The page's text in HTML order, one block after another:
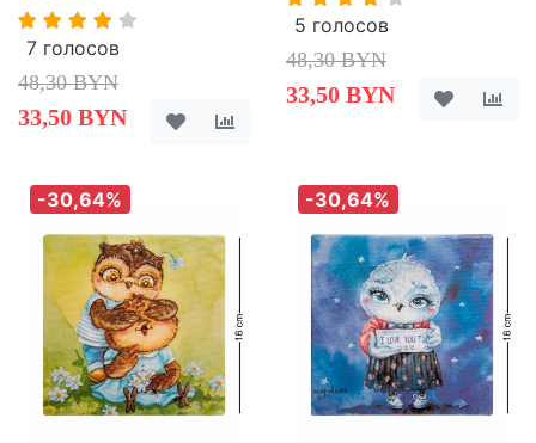
7 голосов
48,30 BYN
33,50 BYN
5 голосов
48,30 BYN
33,50 BYN
-30,64% -30,64%